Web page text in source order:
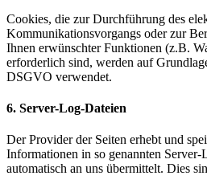
Cookies, die zur Durchführung des
Kommunikationsvorgangs oder zur
Ihnen erwünschter Funktionen (z.B.
erforderlich sind, werden auf
DSGVO verwendet.
6. Server-Log-Dateien
Der Provider der Seiten erhebt und
Informationen in so genannten
automatisch an uns übermittelt. Dies